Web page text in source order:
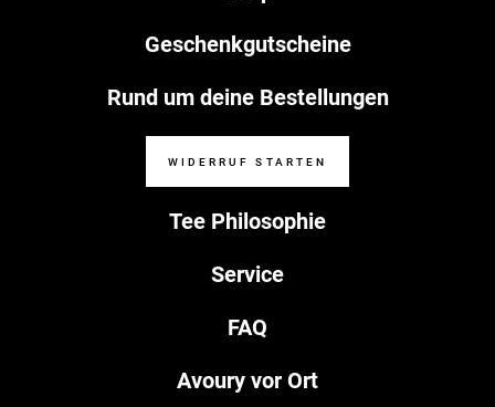
Tee Philosophie
Service
FAQ
Avoury vor Ort
Geschenkgutscheine
Rund um deine Bestellungen
WIDERRUF STARTEN